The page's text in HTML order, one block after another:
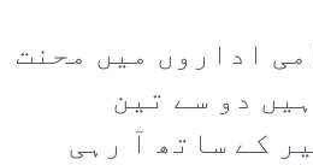
اداروں میں محنت
دو سے تین
کے ساتھ آ رہی